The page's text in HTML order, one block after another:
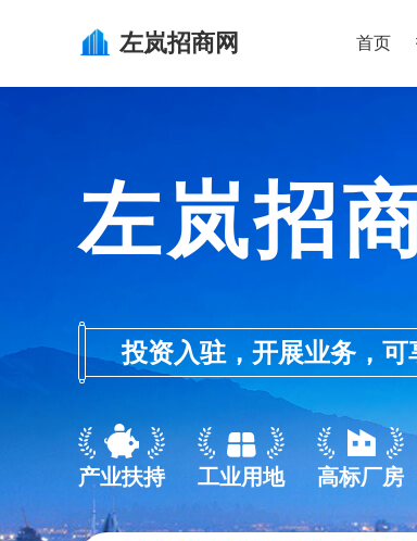
左岚招商网 首页
左岚招
投资入驻，开展业务，
产业扶持 工业用地 高标厂房